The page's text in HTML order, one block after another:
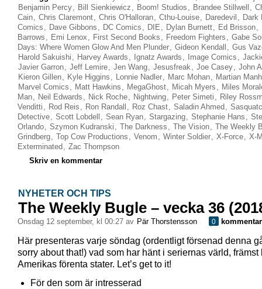
Benjamin Percy, Bill Sienkiewicz , Boom! Studios , Brandee Stillwell ,
Cain, Chris Claremont, Chris O'Halloran, Cthu-Louise, Daredevil , Dark
Comics , Dave Gibbons , DC Comics , DIE , Dylan Burnett, Ed Brisson,
Barrows , Emi Lenox , First Second Books , Freedom Fighters , Gabe
Days: Where Women Glow And Men Plunder, Gideon Kendall , Gus
Harold Sakuishi , Harvey Awards , Ignatz Awards , Image Comics ,
Javier Garron, Jeff Lemire, Jen Wang, Jesusfreak, Joe Casey, John
Kieron Gillen, Kyle Higgins , Lonnie Nadler, Marc Mohan, Martian
Marvel Comics , Matt Hawkins , MegaGhost, Micah Myers , Miles
Man, Neil Edwards , Nick Roche, Nightwing, Peter Simeti , Riley
Venditti , Rod Reis , Ron Randall , Roz Chast, Saladin Ahmed ,
Detective, Scott Lobdell , Sean Ryan, Stargazing, Stephanie Hans ,
Orlando, Szymon Kudranski , The Darkness , The Vision, The Weekly
Grindberg, Top Cow Productions , Venom , Winter Soldier, X-Force, X-
Exterminated , Zac Thompson
Skriv en kommentar
NYHETER OCH TIPS
The Weekly Bugle – vecka 36
onsdag 12 september, kl 00:27 av Pär Thorstensson 0
Här presenteras varje söndag (ordentligt försenad denna
sorry about that!) vad som har hänt i seriernas värld, främst
Amerikas förenta stater. Let’s get to it!
För den som är intresserad